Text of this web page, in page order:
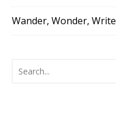
Wander, Wonder, Write